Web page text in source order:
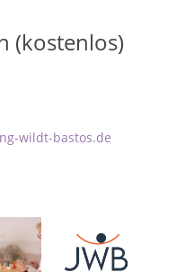
(kostenlos)
wildt-bastos.de